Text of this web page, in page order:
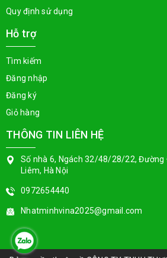
Quy định sử dụng
Hỗ trợ
Tìm kiếm
Đăng nhập
Đăng ký
Giỏ hàng
THÔNG TIN LIÊN HỆ
Số nhà 6, Ngách 32/48/28/22,
Liêm, Hà Nội
0972654440
Nhatminhvina2025@gmail.com